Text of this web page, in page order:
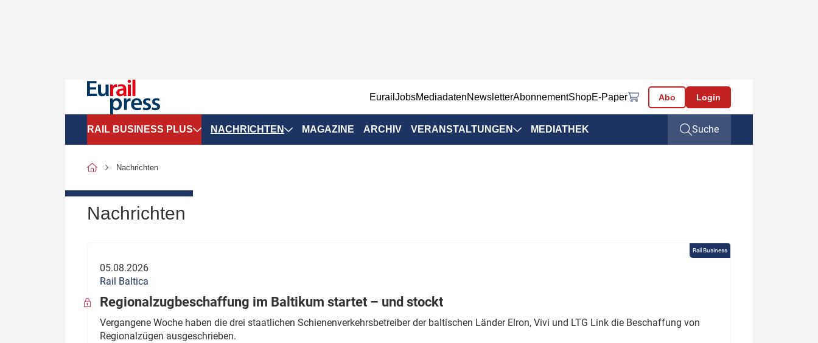
EurailJobsMediadatenNewsletterAbonnementShopE-Paper Abo Login
RAIL BUSINESS PLUS
SPNV-Marktdaten
Politik
Verbände: Wer spricht für
wen?
NACHRICHTEN
Infrastruktur & Ausrüstung
ÖPNV
MAGAZINE ARCHIV VERANSTALTUNGEN MEDIATHEK Suche
Nachrichten
Nachrichten
Rail Business
05.08.2026
Rail Baltica
Regionalzugbeschaffung im Baltikum startet – und stockt
Vergangene Woche haben die drei staatlichen Schienenverkehrsbetreiber der baltischen Länder Elron, Vivi und LTG Link die Beschaffung von
Regionalzügen ausgeschrieben.